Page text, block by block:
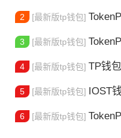
2 [最新版tp钱包]
3 [最新版tp钱包]
4 [最新版tp钱包] TP钱
5 [最新版tp钱包] IOST钱包
6 [最新版tp钱包]